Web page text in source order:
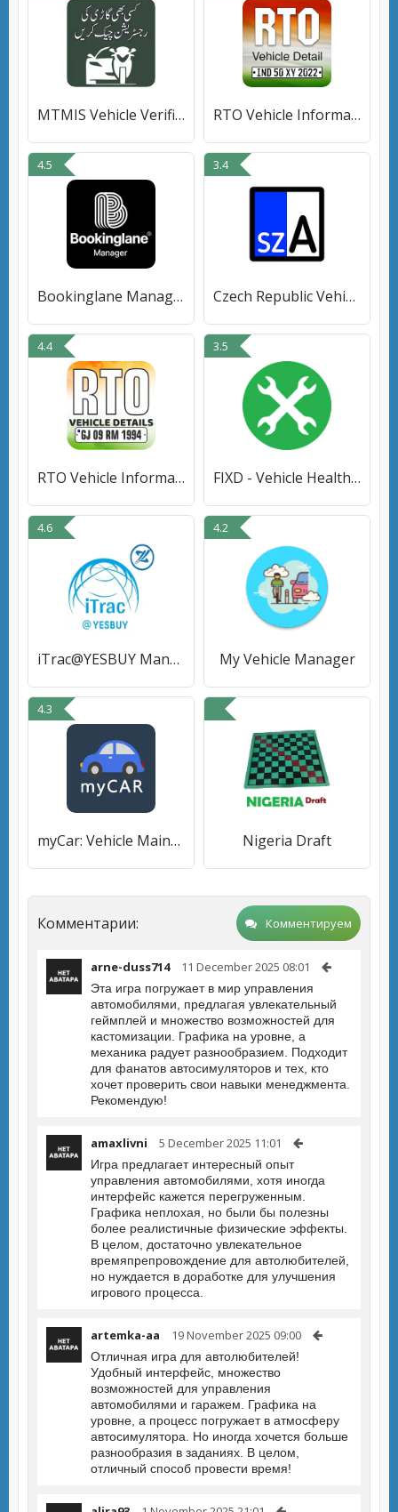
MTMIS Vehicle Verification Pak RTO Vehicle Information
4.5
Bookinglane Manager
3.4
Czech Republic Vehicle Plates
4.4
RTO Vehicle Information App
3.5
FIXD - Vehicle Health Monitor
4.6
iTrac@YESBUY Manager Pro
4.2
My Vehicle Manager
4.3
myCar: Vehicle Maintenance Nigeria Draft
Комментарии: Комментируем
arne-duss714 11 December 2025 08:01
Эта игра погружает в мир управления
автомобилями, предлагая увлекательный
геймплей и множество возможностей для
кастомизации. Графика на уровне, а
механика радует разнообразием. Подходит
для фанатов автосимуляторов и тех, кто
хочет проверить свои навыки менеджмента.
Рекомендую!
amaxlivni 5 December 2025 11:01
Игра предлагает интересный опыт
управления автомобилями, хотя иногда
интерфейс кажется перегруженным.
Графика неплохая, но были бы полезны
более реалистичные физические эффекты.
В целом, достаточно увлекательное
времяпрепровождение для автолюбителей,
но нуждается в доработке для улучшения
игрового процесса.
artemka-aa 19 November 2025 09:00
Отличная игра для автолюбителей!
Удобный интерфейс, множество
возможностей для управления
автомобилями и гаражем. Графика на
уровне, а процесс погружает в атмосферу
автосимулятора. Но иногда хочется больше
разнообразия в заданиях. В целом,
отличный способ провести время!